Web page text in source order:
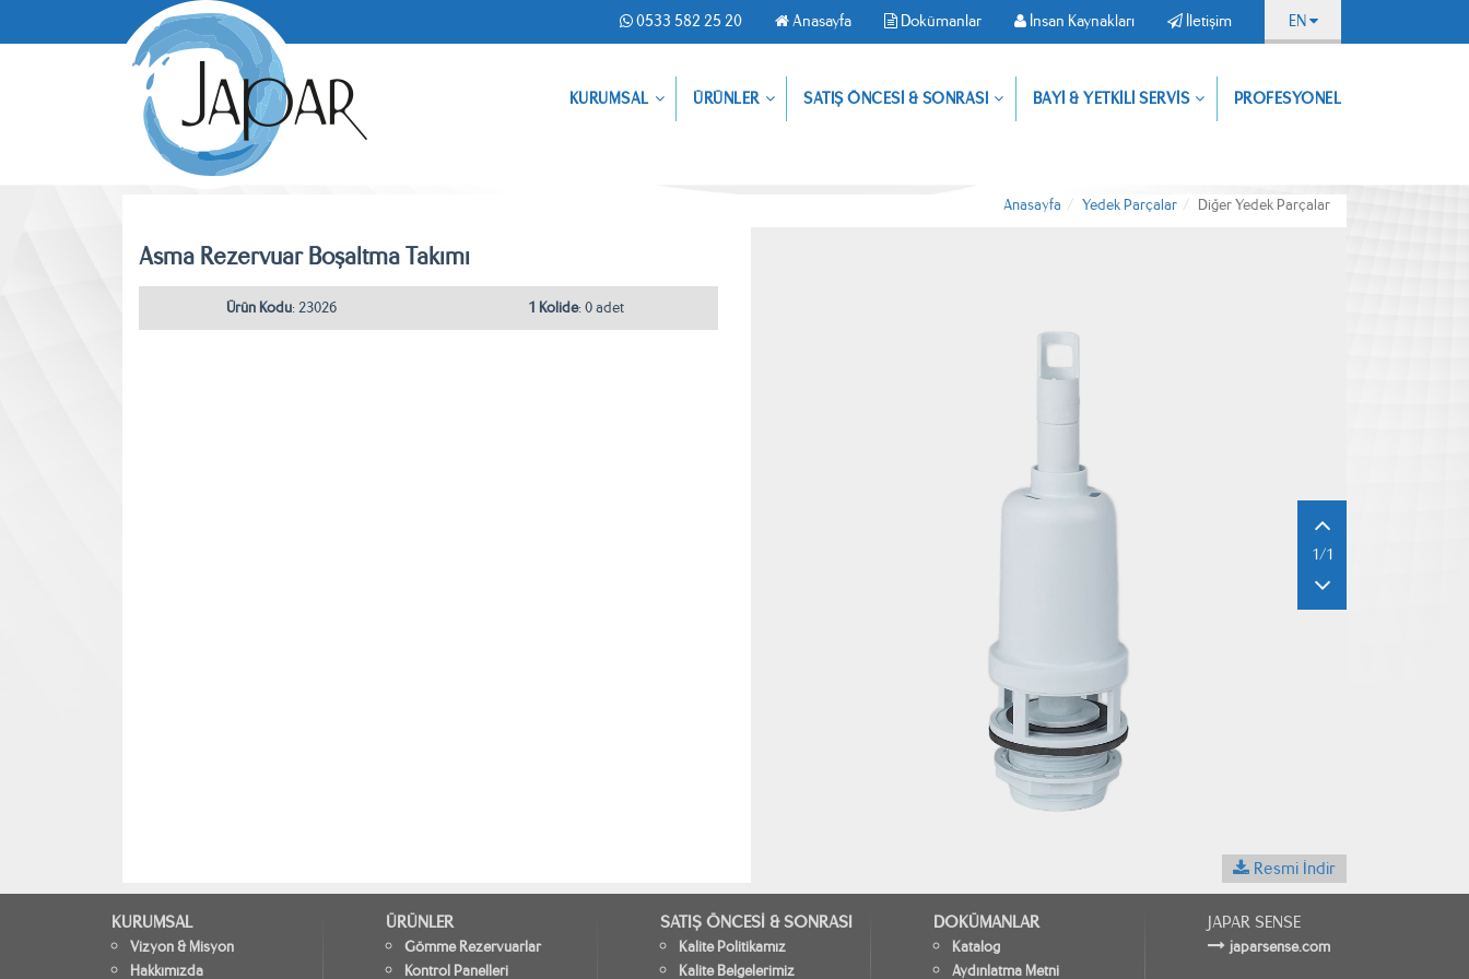
0533 582 25 20 Anasayfa Dokümanlar İnsan Kaynakları İletişim EN
KURUMSAL ÜRÜNLER SATIŞ ÖNCESİ & SONRASI BAYİ & YETKİLİ SERVİS PROFESYONEL
Anasayfa Yedek Parçalar Diğer Yedek Parçalar
Asma Rezervuar Boşaltma Takımı
Ürün Kodu: 23026 1 Kolide: 0 adet
1/1
Resmi İndir
Resmi İndir
KURUMSAL
Vizyon & Misyon
Hakkımızda
ÜRÜNLER
Gömme Rezervuarlar
Kontrol Panelleri
SATIŞ ÖNCESİ & SONRASI
Kalite Politikamız
Kalite Belgelerimiz
DOKÜMANLAR
Katalog
Aydınlatma Metni
JAPAR SENSE
japarsense.com